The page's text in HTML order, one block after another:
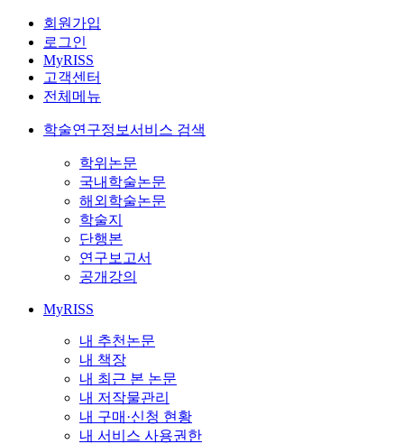
회원가입
로그인
MyRISS
고객센터
전체메뉴
학술연구정보서비스 검색
학위논문
국내학술논문
해외학술논문
학술지
단행본
연구보고서
공개강의
MyRISS
내 추천논문
내 책장
내 최근 본 논문
내 저작물관리
내 구매·신청 현황
내 서비스 사용권한